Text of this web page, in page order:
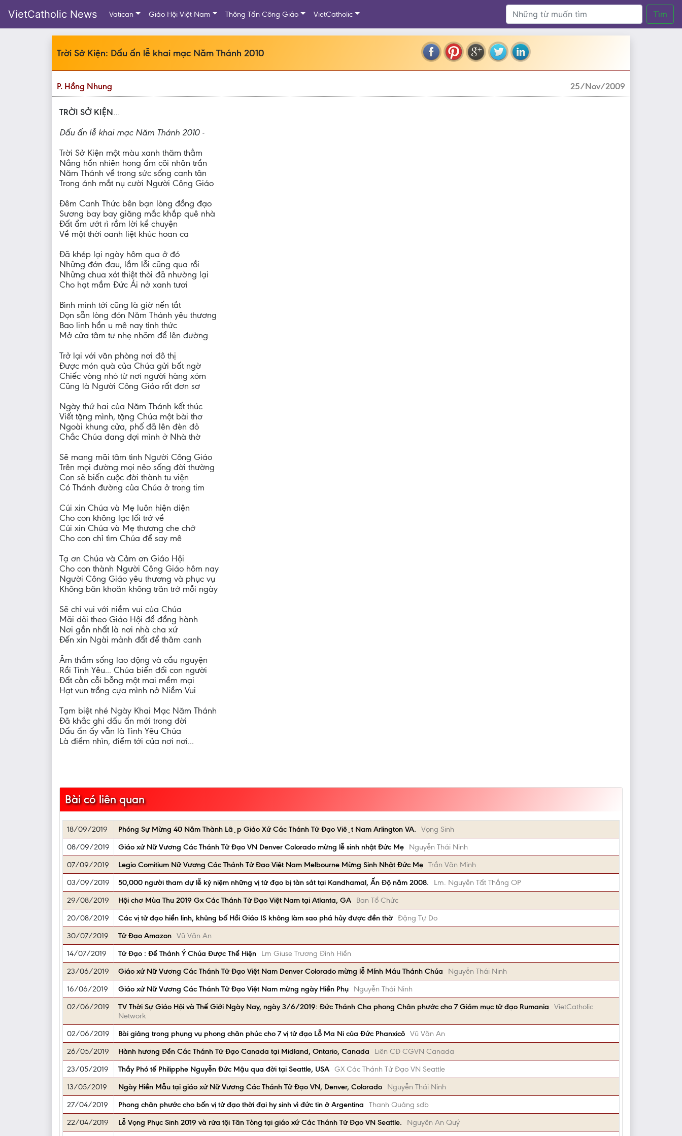
VietCatholic News Vatican Giáo Hội Việt Nam Thông Tấn Công Giáo VietCatholic Tìm
Trời Sở Kiện: Dấu ấn lễ khai mạc Năm Thánh 2010
P. Hồng Nhung 25/Nov/2009
TRỜI SỞ KIỆN…
Dấu ấn lễ khai mạc Năm Thánh 2010 -
Trời Sở Kiện một màu xanh thăm thẳm
Nắng hồn nhiên hong ấm cõi nhân trần
Năm Thánh về trong sức sống canh tân
Trong ánh mắt nụ cười Người Công Giáo
Đêm Canh Thức bên bạn lòng đồng đạo
Sương bay bay giăng mắc khắp quê nhà
Đất ẩm ướt rì rầm lời kể chuyện
Về một thời oanh liệt khúc hoan ca
Đã khép lại ngày hôm qua ở đó
Những đớn đau, lầm lỗi cũng qua rồi
Những chua xót thiệt thòi đã nhường lại
Cho hạt mầm Đức Ái nở xanh tươi
Bình minh tới cũng là giờ nến tắt
Dọn sẵn lòng đón Năm Thánh yêu thương
Bao linh hồn u mê nay tỉnh thức
Mở cửa tâm tư nhẹ nhõm để lên đường
Trở lại với văn phòng nơi đô thị
Được món quà của Chúa gửi bất ngờ
Chiếc vòng nhỏ từ nơi người hàng xóm
Cũng là Người Công Giáo rất đơn sơ
Ngày thứ hai của Năm Thánh kết thúc
Viết tặng mình, tặng Chúa một bài thơ
Ngoài khung cửa, phố đã lên đèn đỏ
Chắc Chúa đang đợi mình ở Nhà thờ
Sẽ mang mãi tâm tình Người Công Giáo
Trên mọi đường mọi nẻo sống đời thường
Con sẽ biến cuộc đời thành tu viện
Có Thánh đường của Chúa ở trong tim
Cúi xin Chúa và Mẹ luôn hiện diện
Cho con không lạc lối trở về
Cúi xin Chúa và Mẹ thương che chở
Cho con chỉ tìm Chúa để say mê
Tạ ơn Chúa và Cảm ơn Giáo Hội
Cho con thành Người Công Giáo hôm nay
Người Công Giáo yêu thương và phục vụ
Không băn khoăn không trăn trở mỗi ngày
Sẽ chỉ vui với niềm vui của Chúa
Mãi dõi theo Giáo Hội để đồng hành
Nơi gần nhất là nơi nhà cha xứ
Đến xin Ngài mảnh đất để thâm canh
Âm thầm sống lao động và cầu nguyện
Rồi Tình Yêu... Chúa biến đổi con người
Đất cằn cỗi bỗng một mai mềm mại
Hạt vun trồng cựa mình nở Niềm Vui
Tạm biệt nhé Ngày Khai Mạc Năm Thánh
Đã khắc ghi dấu ấn mới trong đời
Dấu ấn ấy vẫn là Tình Yêu Chúa
Là điểm nhìn, điểm tới của nơi nơi...
Bài có liên quan
18/09/2019 Phóng Sự Mừng 40 Năm Thành Lập Giáo Xứ Các Thánh Tử Đạo Việt Nam Arlington VA.
Vọng Sinh
08/09/2019
Giáo xứ Nữ Vương Các Thánh Tử Đạo VN Denver Colorado mừng lễ sinh nhật Đức Mẹ
Nguyễn Thái Ninh
07/09/2019
Legio Comitium Nữ Vương Các Thánh Tử Đạo Việt Nam Melbourne Mừng Sinh Nhật Đức Mẹ Trần Văn Minh
03/09/2019
50,000 người tham dự lễ kỷ niệm những vị tử đạo bị tàn sát tại Kandhamal, Ấn Độ năm 2008.
Lm. Nguyễn Tất Thắng OP
29/08/2019
Hội chơ Mùa Thu 2019 Gx Các Thánh Tử Đạo Việt Nam tại Atlanta, GA
Ban Tổ Chức
20/08/2019
Các vị tử đạo hiển linh, khủng bố Hồi Giáo IS không làm sao phá hủy được đền thờ Đặng Tự Do
30/07/2019
Tử Đạo Amazon Vũ Văn An
14/07/2019
Tử Đạo : Để Thánh Ý Chúa Được Thể Hiện
Lm Giuse Trương Đình Hiền
23/06/2019
Giáo xứ Nữ Vương Các Thánh Tử Đạo Việt Nam Denver Colorado mừng lễ Mính Máu Thánh Chúa
Nguyễn Thái Ninh
16/06/2019
Giáo xứ Nữ Vương Các Thánh Tử Đạo Việt Nam mừng ngày Hiền Phụ
Nguyễn Thái Ninh
02/06/2019
TV Thời Sự Giáo Hội và Thế Giới Ngày Nay, ngày 3/6/2019: Đức Thánh Cha phong Chân phước cho 7 Giám mục tử đạo Rumania
VietCatholic
Network
02/06/2019
Bài giảng trong phụng vụ phong chân phúc cho 7 vị tử đạo Lỗ Ma Ni của Đức Phanxicô Vũ Văn An
26/05/2019
Hành hương Đền Các Thánh Tử Đạo Canada tại Midland, Ontario, Canada
Liên CĐ CGVN Canada
23/05/2019
Thầy Phó tế Philipphe Nguyễn Đức Mậu qua đời tại Seattle, USA GX Các Thánh Tử Đạo VN Seattle
13/05/2019
Ngày Hiền Mẫu tại giáo xứ Nữ Vương Các Thánh Tử Đạo VN, Denver, Colorado
Nguyễn Thái Ninh
27/04/2019
Phong chân phước cho bốn vị tử đạo thời đại hy sinh vì đức tin ở Argentina
Thanh Quảng sdb
22/04/2019
Lễ Vọng Phục Sinh 2019 và rửa tội Tân Tòng tại giáo xứ Các Thánh Tử Đạo VN Seattle.
Nguyễn An Quý